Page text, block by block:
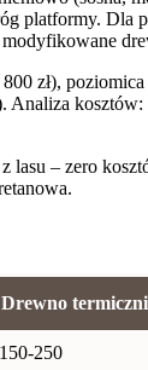
platformy.
zł),
lasu – zero
Drewno
150-250